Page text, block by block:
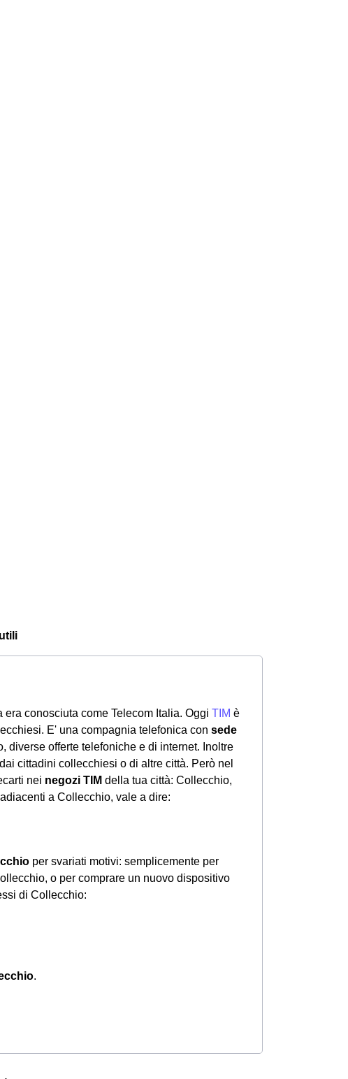
conosciuta come Telecom Italia. Oggi TIM è
E' una compagnia telefonica con sede
diverse offerte telefoniche e di internet. Inoltre
cittadini collecchiesi o di altre città. Però nel
nei negozi TIM della tua città: Collecchio,
a Collecchio, vale a dire:
per svariati motivi: semplicemente per
o per comprare un nuovo dispositivo
di Collecchio:
.